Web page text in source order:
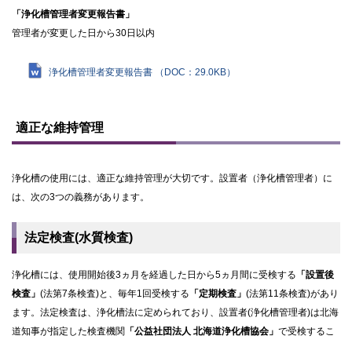
「浄化槽管理者変更報告書」
管理者が変更した日から30日以内
浄化槽管理者変更報告書 （DOC：29.0KB）
ッ
る
適正な維持管理
浄化槽の使用には、適正な維持管理が大切です。設置者（浄化槽管理者）に
は、次の3つの義務があります。
法定検査(水質検査)
浄化槽には、使用開始後3ヵ月を経過した日から5ヵ月間に受検する 「設置後
検査」 (法第7条検査)と、毎年1回受検する 「定期検査」 (法第11条検査)があり
ます。法定検査は、浄化槽法に定められており、設置者(浄化槽管理者)は北海
道知事が指定した検査機関 「公益社団法人 北海道浄化槽協会」 で受検するこ